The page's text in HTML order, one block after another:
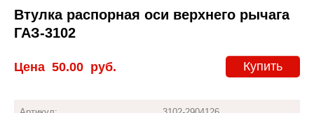
Втулка распорная оси верхнего рычага
ГАЗ-3102
Купить
Цена 50.00 руб.